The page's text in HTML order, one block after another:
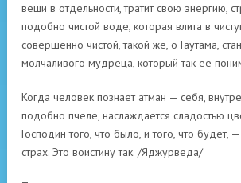
вещи в отдельности, тратит свою энергию,
подобно чистой воде, которая влита в
совершенно чистой, такой же, о Гаутама,
молчаливого мудреца, который так ее
Когда человек познает атман — себя,
подобно пчеле, наслаждается сладостью
Господин того, что было, и того, что будет,
страх. Это воистину так. /Яджурведа/